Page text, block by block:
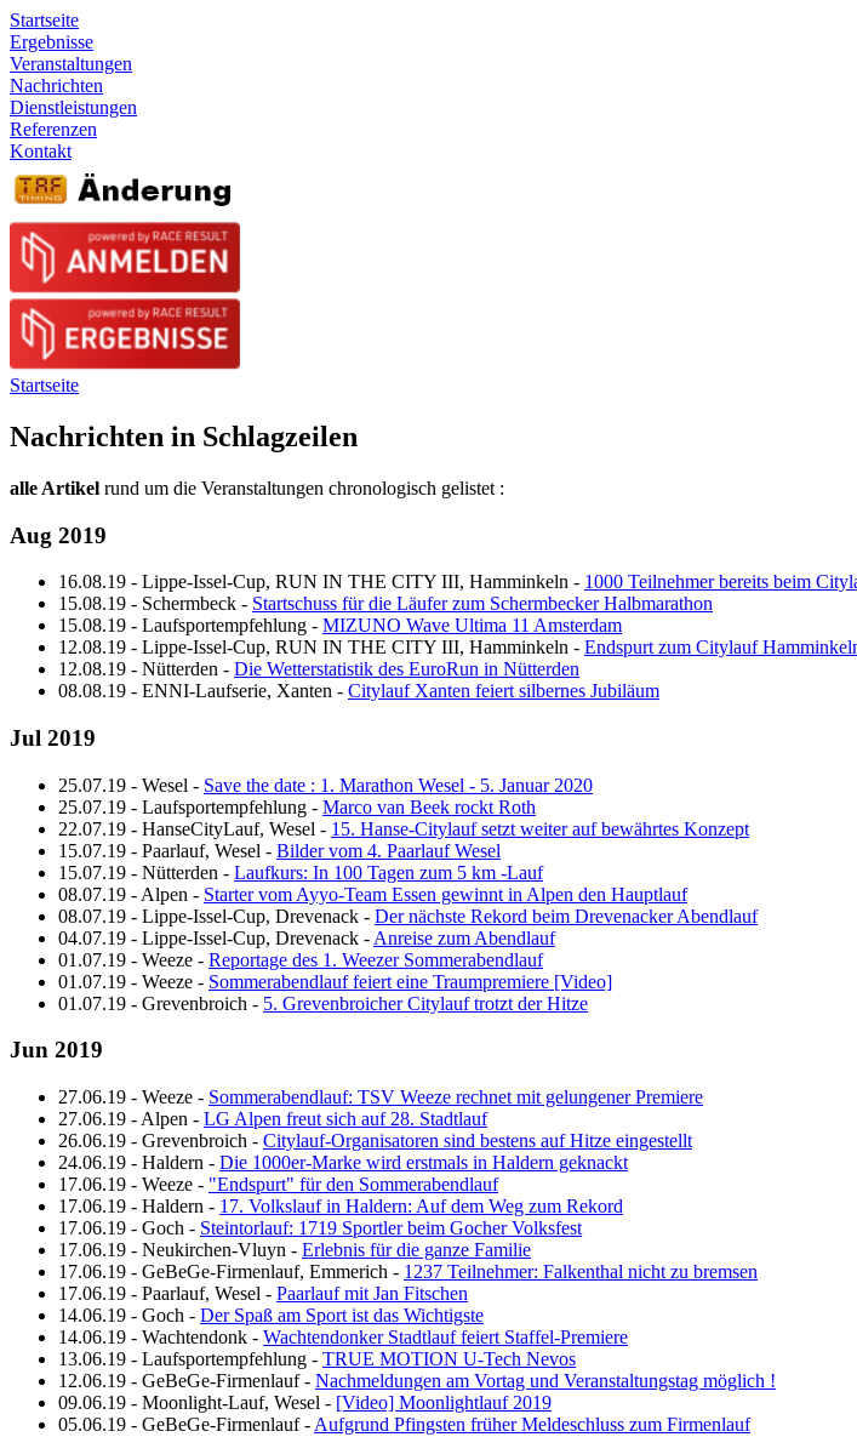
Startseite
Ergebnisse
Veranstaltungen
Nachrichten
Dienstleistungen
Referenzen
Kontakt
Startseite
Nachrichten in Schlagzeilen
alle Artikel rund um die Veranstaltungen chronologisch gelistet :
Aug 2019
16.08.19 - Lippe-Issel-Cup, RUN IN THE CITY III, Hamminkeln - 1000 Teilnehmer bereits beim
15.08.19 - Schermbeck - Startschuss für die Läufer zum Schermbecker Halbmarathon
15.08.19 - Laufsportempfehlung - MIZUNO Wave Ultima 11 Amsterdam
12.08.19 - Lippe-Issel-Cup, RUN IN THE CITY III, Hamminkeln - Endspurt zum Citylauf
12.08.19 - Nütterden - Die Wetterstatistik des EuroRun in Nütterden
08.08.19 - ENNI-Laufserie, Xanten - Citylauf Xanten feiert silbernes Jubiläum
Jul 2019
25.07.19 - Wesel - Save the date : 1. Marathon Wesel - 5. Januar 2020
25.07.19 - Laufsportempfehlung - Marco van Beek rockt Roth
22.07.19 - HanseCityLauf, Wesel - 15. Hanse-Citylauf setzt weiter auf bewährtes Konzept
15.07.19 - Paarlauf, Wesel - Bilder vom 4. Paarlauf Wesel
15.07.19 - Nütterden - Laufkurs: In 100 Tagen zum 5 km -Lauf
08.07.19 - Alpen - Starter vom Ayyo-Team Essen gewinnt in Alpen den Hauptlauf
08.07.19 - Lippe-Issel-Cup, Drevenack - Der nächste Rekord beim Drevenacker Abendlauf
04.07.19 - Lippe-Issel-Cup, Drevenack - Anreise zum Abendlauf
01.07.19 - Weeze - Reportage des 1. Weezer Sommerabendlauf
01.07.19 - Weeze - Sommerabendlauf feiert eine Traumpremiere [Video]
01.07.19 - Grevenbroich - 5. Grevenbroicher Citylauf trotzt der Hitze
Jun 2019
27.06.19 - Weeze - Sommerabendlauf: TSV Weeze rechnet mit gelungener Premiere
27.06.19 - Alpen - LG Alpen freut sich auf 28. Stadtlauf
26.06.19 - Grevenbroich - Citylauf-Organisatoren sind bestens auf Hitze eingestellt
24.06.19 - Haldern - Die 1000er-Marke wird erstmals in Haldern geknackt
17.06.19 - Weeze - "Endspurt" für den Sommerabendlauf
17.06.19 - Haldern - 17. Volkslauf in Haldern: Auf dem Weg zum Rekord
17.06.19 - Goch - Steintorlauf: 1719 Sportler beim Gocher Volksfest
17.06.19 - Neukirchen-Vluyn - Erlebnis für die ganze Familie
17.06.19 - GeBeGe-Firmenlauf, Emmerich - 1237 Teilnehmer: Falkenthal nicht zu bremsen
17.06.19 - Paarlauf, Wesel - Paarlauf mit Jan Fitschen
14.06.19 - Goch - Der Spaß am Sport ist das Wichtigste
14.06.19 - Wachtendonk - Wachtendonker Stadtlauf feiert Staffel-Premiere
13.06.19 - Laufsportempfehlung - TRUE MOTION U-Tech Nevos
12.06.19 - GeBeGe-Firmenlauf - Nachmeldungen am Vortag und Veranstaltungstag möglich !
09.06.19 - Moonlight-Lauf, Wesel - [Video] Moonlightlauf 2019
05.06.19 - GeBeGe-Firmenlauf - Aufgrund Pfingsten früher Meldeschluss zum Firmenlauf